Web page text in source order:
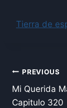
Tierra de
Post
PREVIOUS
Mi Querida
Capitulo 320